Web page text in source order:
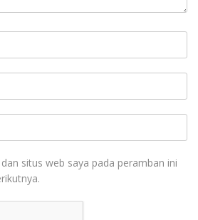
situs web saya pada peramban ini